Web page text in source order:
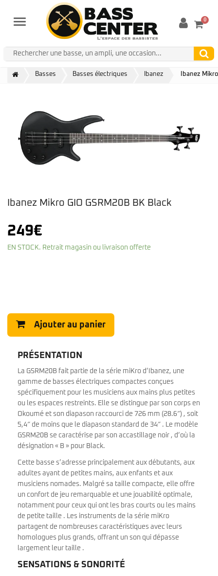
Menu 0
Basses Basses électriques Ibanez Ibanez
Ibanez Mikro GIO GSRM20B BK Black
249€
EN STOCK. Retrait magasin ou livraison offerte
Ajouter au panier
PRÉSENTATION
La GSRM20B fait partie de la série miKro d’Ibanez, une
gamme de basses électriques compactes conçues
spécifiquement pour les musiciens aux mains plus petites
ou les espaces restreints. Elle se distingue par son corps en
Okoumé et son diapason raccourci de 726 mm (28.6″) , soit
5,4″ de moins que le diapason standard de 34″ . Le modèle
GSRM20B se caractérise par son accastillage noir , d’où la
désignation « B » pour Black.
Cette basse s’adresse principalement aux débutants, aux
adultes ayant de petites mains, aux enfants et aux
musiciens nomades. Malgré sa taille compacte, elle offre
un confort de jeu remarquable et une jouabilité optimale,
notamment pour ceux qui ont les bras courts ou les mains
de petite taille . Les instruments de la série miKro
partagent de nombreuses caractéristiques avec leurs
homologues plus grands, offrant un son qui dépasse
largement leur taille .
SENSATIONS & SONORITÉ